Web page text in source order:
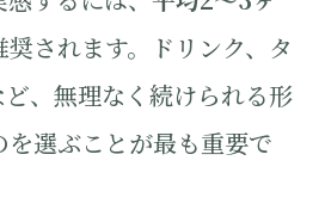
奨されます。ドリンク、タ
、無理なく続けられる形
選ぶことが最も重要で